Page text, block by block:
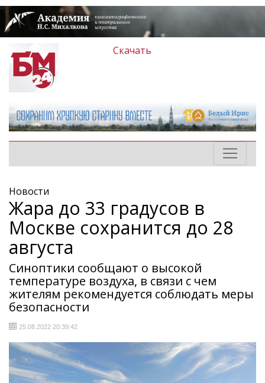
Скачать
Новости
Жара до 33 градусов в
Москве сохранится до 28
августа
Синоптики сообщают о высокой
температуре воздуха, в связи с чем
жителям рекомендуется соблюдать меры
безопасности
25.08.2022 20:39:42